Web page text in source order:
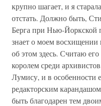
крупно шагает, и я
отстать. Должно быть,
Берга при Нью-Йоркской
знает о моем восхищении
об этом здесь. Считаю
королем среди
Лумису, и в особенности
редакторским
быть благодарен тем